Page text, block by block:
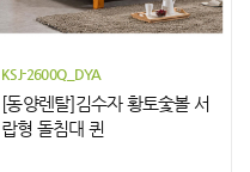
KSJ-2600Q_DYA
[동양렌탈]김수자 황토숯볼 서
랍형 돌침대 퀸